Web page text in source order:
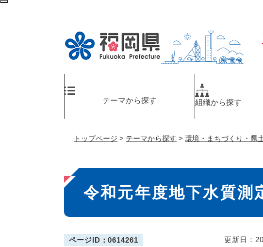
ペ
テーマから探す 組織から探す
トップページ > テーマから探す > 環境・まちづくり・県
本
文
令和元年度地下水質測
ページID：0614261 更新日：